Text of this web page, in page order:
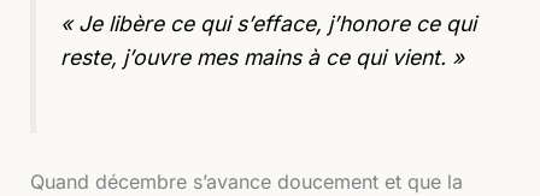
« Je libère ce qui s’efface, j’honore ce qui
reste, j’ouvre mes mains à ce qui vient. »
Quand décembre s’avance doucement et que la